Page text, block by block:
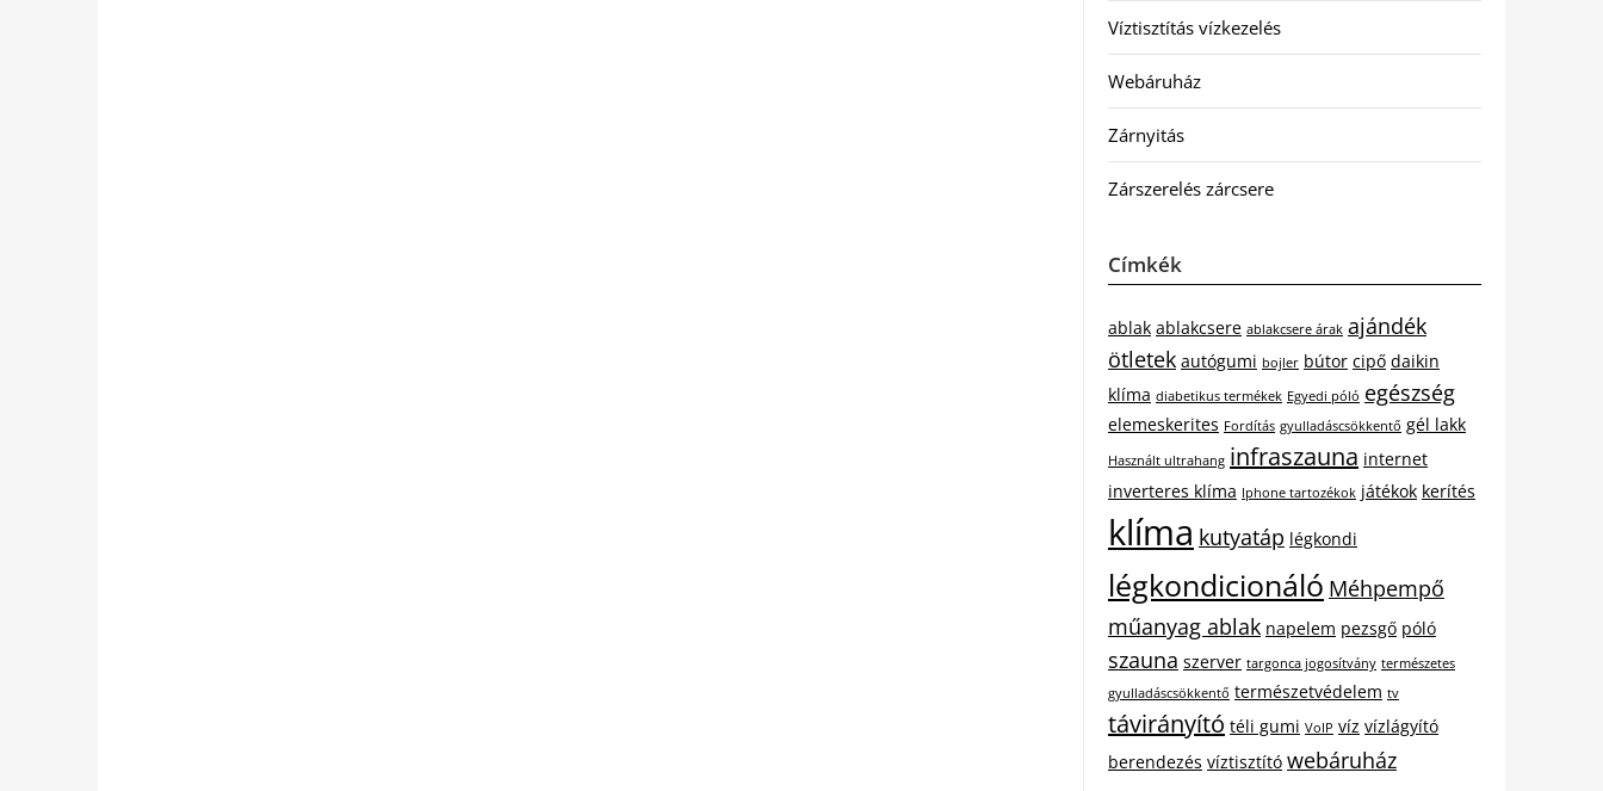
Víztisztítás vízkezelés
Webáruház
Zárnyitás
Zárszerelés zárcsere
Címkék
ablak ablakcsere ablakcsere árak ajándék
ötletek autógumi bojler bútor cipő daikin
klíma diabetikus termékek Egyedi póló egészség
elemeskerites Fordítás gyulladáscsökkentő gél lakk
Használt ultrahang infraszauna internet
inverteres klíma Iphone tartozékok játékok kerítés
klíma kutyatáp légkondi
légkondicionáló Méhpempő
műanyag ablak napelem pezsgő póló
szauna szerver targonca jogosítvány természetes
gyulladáscsökkentő természetvédelem tv
távirányító téli gumi VoIP víz vízlágyító
berendezés víztisztító webáruház